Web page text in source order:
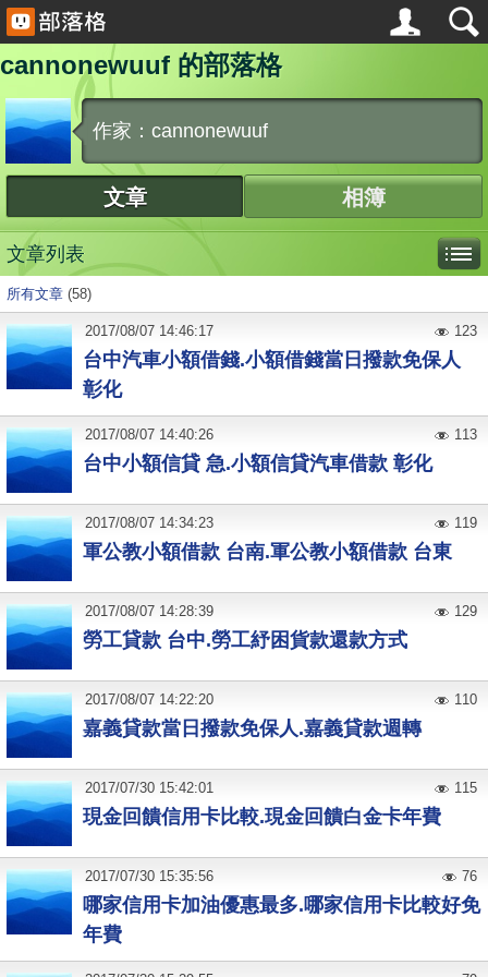
cannonewuuf 的部落格
作家：cannonewuuf
文章 相簿
文章列表
所有文章 (58)
台中汽車小額借錢.小額借錢當日撥款免保人
彰化
2017/08/07 14:46:17 123
台中小額信貸 急.小額信貸汽車借款 彰化
2017/08/07 14:40:26 113
軍公教小額借款 台南.軍公教小額借款 台東
2017/08/07 14:34:23 119
勞工貸款 台中.勞工紓困貨款還款方式
2017/08/07 14:28:39 129
嘉義貸款當日撥款免保人.嘉義貸款週轉
2017/08/07 14:22:20 110
現金回饋信用卡比較.現金回饋白金卡年費
2017/07/30 15:42:01 115
哪家信用卡加油優惠最多.哪家信用卡比較好免
年費
2017/07/30 15:35:56 76